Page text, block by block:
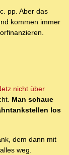
pp. Aber das
kommen immer
nicht über
Man schaue
los
dem dann mit
weg.